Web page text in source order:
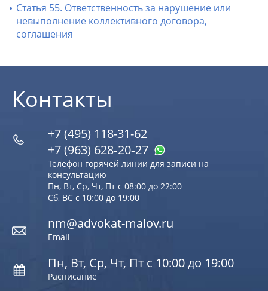
Статья 55. Ответственность за нарушение или
невыполнение коллективного договора,
соглашения
Контакты
+7 (495) 118-31-62
+7 (963) 628‑20‑27
Телефон горячей линии для записи на
консультацию
Пн, Вт, Ср, Чт, Пт с 08:00 до 22:00
Сб, ВС с 10:00 до 19:00
nm@advokat-malov.ru
Email
Пн, Вт, Ср, Чт, Пт с 10:00 до 19:00
Расписание